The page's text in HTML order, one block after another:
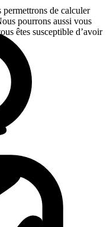
permettrons de calculer
pourrons aussi vous
êtes susceptible d’avoir